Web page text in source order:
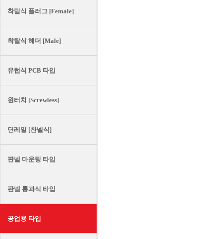
착탈식 플러그 [Female]
착탈식 헤더 [Male]
유럽식 PCB 타입
원터치 [Screwless]
딘레일 [찬넬식]
판넬 마운팅 타입
판넬 통과식 타입
공업용 타입